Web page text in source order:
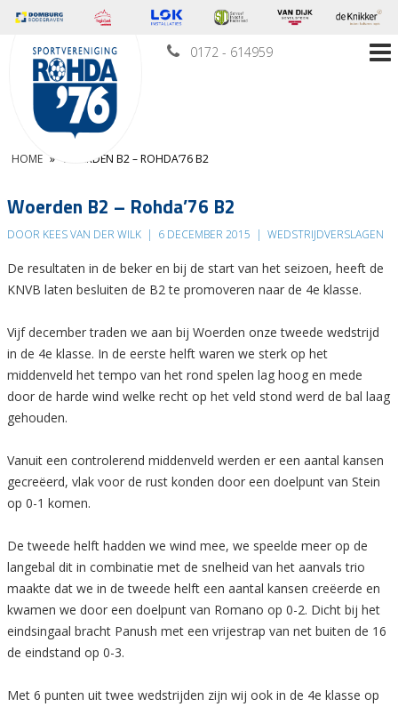
0172 - 614959
HOME » WOERDEN B2 – ROHDA’76 B2
Woerden B2 – Rohda’76 B2
DOOR KEES VAN DER WILK | 6 DECEMBER 2015 | WEDSTRIJDVERSLAGEN
De resultaten in de beker en bij de start van het seizoen, heeft de
KNVB laten besluiten de B2 te promoveren naar de 4e klasse.
Vijf december traden we aan bij Woerden onze tweede wedstrijd
in de 4e klasse. In de eerste helft waren we sterk op het
middenveld het tempo van het rond spelen lag hoog en mede
door de harde wind welke recht op het veld stond werd de bal laag
gehouden.
Vanuit een controlerend middenveld werden er een aantal kansen
gecreëerd, vlak voor de rust konden door een doelpunt van Stein
op 0-1 komen.
De tweede helft hadden we wind mee, we speelde meer op de
langebal dit in combinatie met de snelheid van het aanvals trio
maakte dat we in de tweede helft een aantal kansen creëerde en
kwamen we door een doelpunt van Romano op 0-2. Dicht bij het
eindsingaal bracht Panush met een vrijestrap van net buiten de 16
de eindstand op 0-3.
Met 6 punten uit twee wedstrijden zijn wij ook in de 4e klasse op